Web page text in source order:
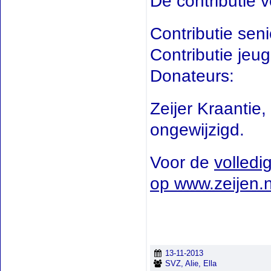
Contributie
Contributie
Zeijer
ongewijzigd.
Voor de
op
13-11-2013
SVZ, Alie, Ella